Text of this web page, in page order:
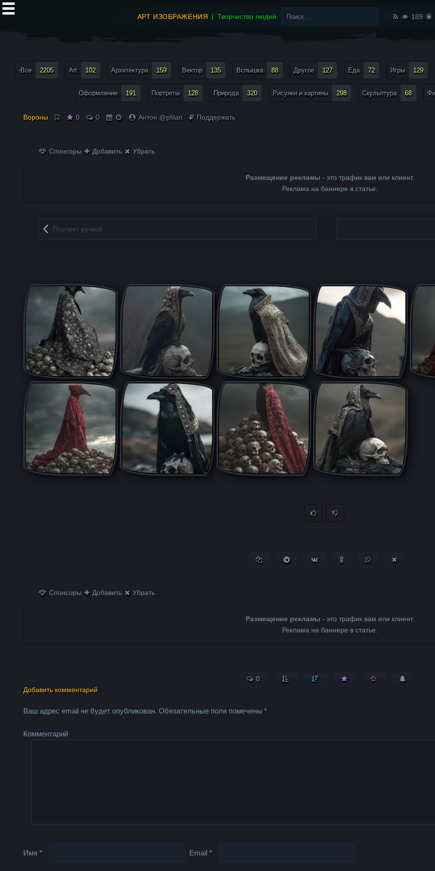
АРТ ИЗОБРАЖЕНИЯ Творчество людей
Найти:
189
-Все 2205 Art 102 Архитектура 159 Вектор 135 Вспышка 88 Другое 127 Еда 72 Игры 129
Оформление 191 Портреты 128 Природа 320 Рисунки и картины 298 Скульптура 68
Вороны 0 0 Антон @pfilan Поддержать
Спонсоры Добавить Убрать
Размещение рекламы - это трафик вам или клиент.
Реклама на баннере в статье.
Запись навигация
Портрет ручкой
Копировать ссылкуПоделиться в Telegram
Поделиться ВКонтакте
Поделиться вПоделиться в
Спонсоры Добавить Убрать
Размещение рекламы - это трафик вам или клиент.
Реклама на баннере в статье.
0
Добавить комментарий
Ваш адрес email не будет опубликован. Обязательные поля помечены*
Комментарий
Имя* Email*